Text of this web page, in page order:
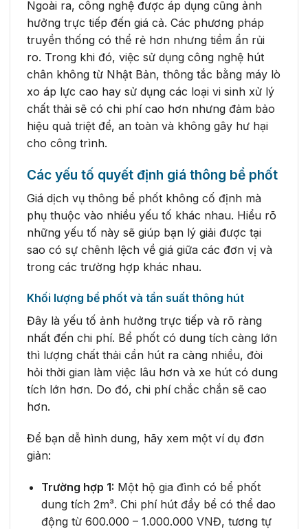
Ngoài ra, công nghệ được áp dụng cũng ảnh
hưởng trực tiếp đến giá cả. Các phương pháp
truyền thống có thể rẻ hơn nhưng tiềm ẩn rủi
ro. Trong khi đó, việc sử dụng công nghệ hút
chân không từ Nhật Bản, thông tắc bằng máy lò
xo áp lực cao hay sử dụng các loại vi sinh xử lý
chất thải sẽ có chi phí cao hơn nhưng đảm bảo
hiệu quả triệt để, an toàn và không gây hư hại
cho công trình.
Các yếu tố quyết định giá thông bể phốt
Giá dịch vụ thông bể phốt không cố định mà
phụ thuộc vào nhiều yếu tố khác nhau. Hiểu rõ
những yếu tố này sẽ giúp bạn lý giải được tại
sao có sự chênh lệch về giá giữa các đơn vị và
trong các trường hợp khác nhau.
Khối lượng bể phốt và tần suất thông hút
Đây là yếu tố ảnh hưởng trực tiếp và rõ ràng
nhất đến chi phí. Bể phốt có dung tích càng lớn
thì lượng chất thải cần hút ra càng nhiều, đòi
hỏi thời gian làm việc lâu hơn và xe hút có dung
tích lớn hơn. Do đó, chi phí chắc chắn sẽ cao
hơn.
Để bạn dễ hình dung, hãy xem một ví dụ đơn
giản:
Trường hợp 1: Một hộ gia đình có bể phốt
dung tích 2m³. Chi phí hút đầy bể có thể dao
động từ 600.000 – 1.000.000 VNĐ, tương tự